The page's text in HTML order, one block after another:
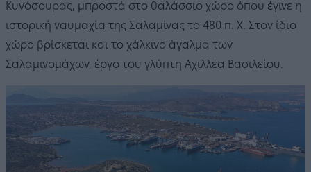
Κυνόσουρας, μπροστά στο θαλάσσιο χώρο όπου έγινε η
ιστορική ναυμαχία της Σαλαμίνας το 480 π. Χ. Στον ίδιο
χώρο βρίσκεται και το χάλκινο άγαλμα των
Σαλαμινομάχων, έργο του γλύπτη Αχιλλέα Βασιλείου.